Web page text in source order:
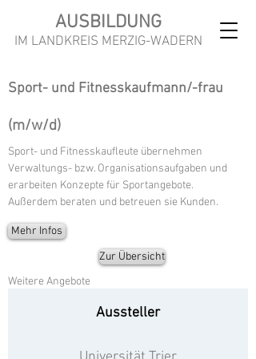
AUSBILDUNG
IM LANDKREIS MERZIG-WADERN
Sport- und Fitnesskaufmann/-frau
(m/w/d)
Sport- und Fitnesskaufleute übernehmen
Verwaltungs- bzw. Organisationsaufgaben und
erarbeiten Konzepte für Sportangebote.
Außerdem beraten und betreuen sie Kunden.
Mehr Infos
Zur Übersicht
Weitere Angebote
Aussteller